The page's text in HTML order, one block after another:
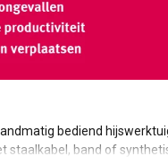
bediend
staalkabel, band of